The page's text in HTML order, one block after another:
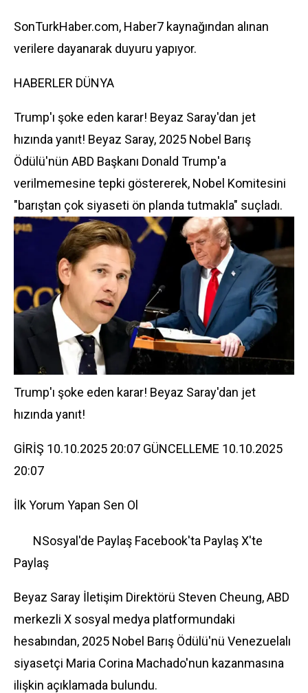
SonTurkHaber.com, Haber7 kaynağından alınan
verilere dayanarak duyuru yapıyor.
HABERLER DÜNYA
Trump'ı şoke eden karar! Beyaz Saray'dan jet
hızında yanıt! Beyaz Saray, 2025 Nobel Barış
Ödülü'nün ABD Başkanı Donald Trump'a
verilmemesine tepki göstererek, Nobel Komitesini
"barıştan çok siyaseti ön planda tutmakla" suçladı.
Trump'ı şoke eden karar! Beyaz Saray'dan jet
hızında yanıt!
GİRİŞ 10.10.2025 20:07 GÜNCELLEME 10.10.2025
20:07
İlk Yorum Yapan Sen Ol
NSosyal'de Paylaş Facebook'ta PaylaşX'te
Paylaş
Beyaz Saray İletişim Direktörü Steven Cheung, ABD
merkezli X sosyal medya platformundaki
hesabından, 2025 Nobel Barış Ödülü'nü Venezuelalı
siyasetçi Maria Corina Machado'nun kazanmasına
ilişkin açıklamada bulundu.